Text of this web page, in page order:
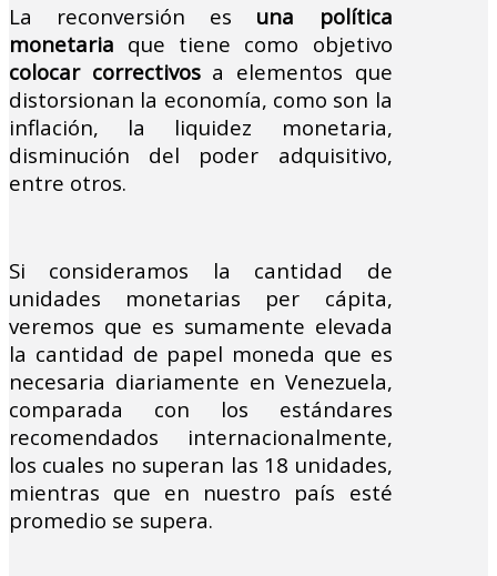
La reconversión es una política
monetaria que tiene como objetivo
colocar correctivosa elementos que
distorsionan la economía, como son la
inflación, la liquidez monetaria,
disminución del poder adquisitivo,
entre otros.
Si consideramos la cantidad de
unidades monetarias per cápita,
veremos que es sumamente elevada
la cantidad de papel moneda que es
necesaria diariamente en Venezuela,
comparada con los estándares
recomendados internacionalmente,
los cuales no superan las 18 unidades,
mientras que en nuestro país esté
promedio se supera.